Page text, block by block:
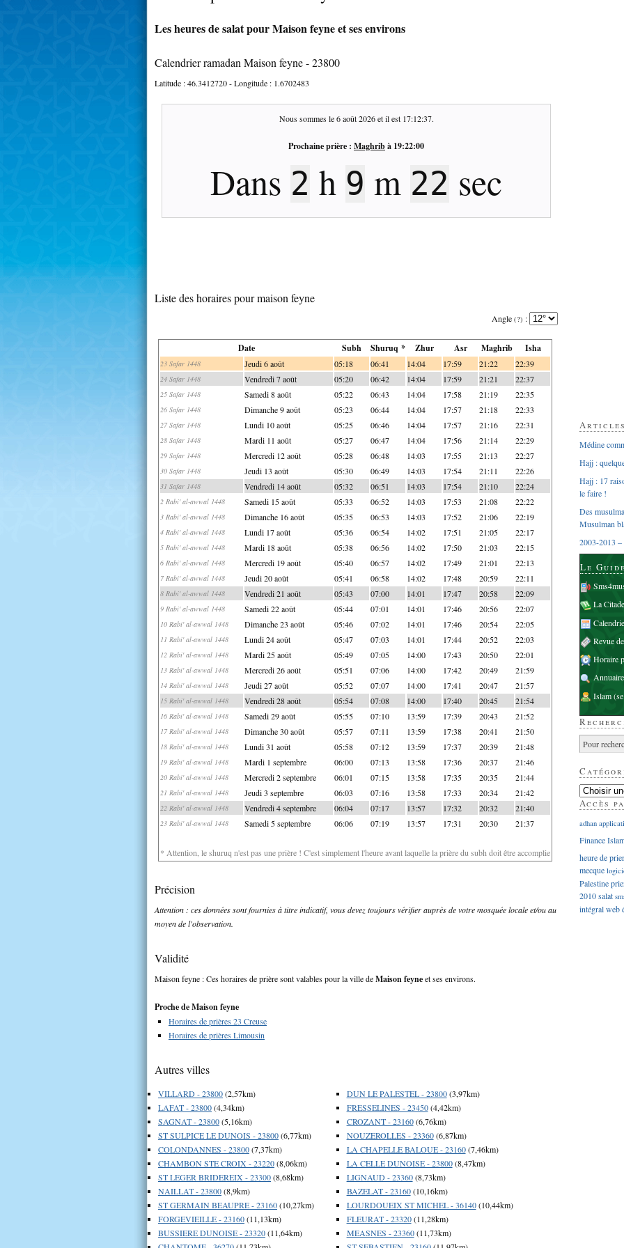
Les heures de salat pour Maison feyne et ses environs
Calendrier ramadan Maison feyne - 23800
Latitude :46.3412720- Longitude : 1.6702483
Nous sommes le6 août 2026et il est 17:12:38.
Prochaine prière : Maghribà 19:22:00
Dans 2 h 9 m 21 sec
Liste des horaires pour maison feyne
Angle (?) :
Date Subh Shuruq * Zhur Asr Maghrib Isha
23 Safar 1448 Jeudi 6 août 05:18 06:41 14:04 17:59 21:22 22:39
24 Safar 1448 Vendredi 7 août 05:20 06:42 14:04 17:59 21:21 22:37
25 Safar 1448 Samedi 8 août 05:22 06:43 14:04 17:58 21:19 22:35
26 Safar 1448 Dimanche 9 août 05:23 06:44 14:04 17:57 21:18 22:33
27 Safar 1448 Lundi 10 août 05:25 06:46 14:04 17:57 21:16 22:31
28 Safar 1448 Mardi 11 août 05:27 06:47 14:04 17:56 21:14 22:29
29 Safar 1448 Mercredi 12 août 05:28 06:48 14:03 17:55 21:13 22:27
30 Safar 1448 Jeudi 13 août 05:30 06:49 14:03 17:54 21:11 22:26
31 Safar 1448 Vendredi 14 août 05:32 06:51 14:03 17:54 21:10 22:24
2 Rabi' al-awwal 1448 Samedi 15 août 05:33 06:52 14:03 17:53 21:08 22:22
3 Rabi' al-awwal 1448 Dimanche 16 août 05:35 06:53 14:03 17:52 21:06 22:19
4 Rabi' al-awwal 1448 Lundi 17 août 05:36 06:54 14:02 17:51 21:05 22:17
5 Rabi' al-awwal 1448 Mardi 18 août 05:38 06:56 14:02 17:50 21:03 22:15
6 Rabi' al-awwal 1448 Mercredi 19 août 05:40 06:57 14:02 17:49 21:01 22:13
7 Rabi' al-awwal 1448 Jeudi 20 août 05:41 06:58 14:02 17:48 20:59 22:11
8 Rabi' al-awwal 1448 Vendredi 21 août 05:43 07:00 14:01 17:47 20:58 22:09
9 Rabi' al-awwal 1448 Samedi 22 août 05:44 07:01 14:01 17:46 20:56 22:07
10 Rabi' al-awwal 1448 Dimanche 23 août 05:46 07:02 14:01 17:46 20:54 22:05
11 Rabi' al-awwal 1448 Lundi 24 août 05:47 07:03 14:01 17:44 20:52 22:03
12 Rabi' al-awwal 1448 Mardi 25 août 05:49 07:05 14:00 17:43 20:50 22:01
13 Rabi' al-awwal 1448 Mercredi 26 août 05:51 07:06 14:00 17:42 20:49 21:59
14 Rabi' al-awwal 1448 Jeudi 27 août 05:52 07:07 14:00 17:41 20:47 21:57
15 Rabi' al-awwal 1448 Vendredi 28 août 05:54 07:08 14:00 17:40 20:45 21:54
16 Rabi' al-awwal 1448 Samedi 29 août 05:55 07:10 13:59 17:39 20:43 21:52
17 Rabi' al-awwal 1448 Dimanche 30 août 05:57 07:11 13:59 17:38 20:41 21:50
18 Rabi' al-awwal 1448 Lundi 31 août 05:58 07:12 13:59 17:37 20:39 21:48
19 Rabi' al-awwal 1448 Mardi 1 septembre 06:00 07:13 13:58 17:36 20:37 21:46
20 Rabi' al-awwal 1448 Mercredi 2 septembre 06:01 07:15 13:58 17:35 20:35 21:44
21 Rabi' al-awwal 1448 Jeudi 3 septembre 06:03 07:16 13:58 17:33 20:34 21:42
22 Rabi' al-awwal 1448 Vendredi 4 septembre 06:04 07:17 13:57 17:32 20:32 21:40
23 Rabi' al-awwal 1448 Samedi 5 septembre 06:06 07:19 13:57 17:31 20:30 21:37
* Attention, le shuruq n'est pas une prière ! C'est simplement l'heure avant laquelle la prière du subh doit être accomplie
Précision
Attention : ces données sont fournies à titre indicatif, vous devez toujours vérifier auprès de votre mosquée locale et/ou au
moyen de l'observation.
Validité
Maison feyne : Ces horaires de prière sont valables pour la ville deMaison feyneet ses environs.
Proche de Maison feyne
Horaires de prières 23 Creuse
Horaires de prières Limousin
Autres villes
VILLARD - 23800(2,57km)
LAFAT - 23800(4,34km)
SAGNAT - 23800(5,16km)
ST SULPICE LE DUNOIS - 23800(6,77km)
COLONDANNES - 23800(7,37km)
CHAMBON STE CROIX - 23220(8,06km)
ST LEGER BRIDEREIX - 23300(8,68km)
NAILLAT - 23800(8,9km)
ST GERMAIN BEAUPRE - 23160(10,27km)
FORGEVIEILLE - 23160(11,13km)
BUSSIERE DUNOISE - 23320(11,64km)
DUN LE PALESTEL - 23800(3,97km)
FRESSELINES - 23450(4,42km)
CROZANT - 23160(6,76km)
NOUZEROLLES - 23360(6,87km)
LA CHAPELLE BALOUE - 23160(7,46km)
LA CELLE DUNOISE - 23800(8,47km)
LIGNAUD - 23360(8,73km)
BAZELAT - 23160(10,16km)
LOURDOUEIX ST MICHEL - 36140(10,44km)
FLEURAT - 23320(11,28km)
MEASNES - 23360(11,73km)
Médine
Hajj :
Hajj : 17
le faire !
Des
Musulman
2003-2013 –
Le
La
Revue
Horaire
Islam
Accès
adhan
Finance
heure de
mecque
Palestine
2010salat
intégralweb